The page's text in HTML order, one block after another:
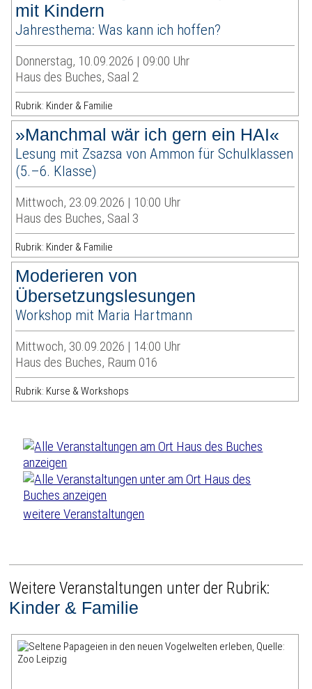
mit Kindern
Jahresthema: Was kann ich hoffen?
Donnerstag, 10.09.2026 | 09:00 Uhr
Haus des Buches, Saal 2
Rubrik: Kinder & Familie
»Manchmal wär ich gern ein HAI«
Lesung mit Zsazsa von Ammon für Schulklassen
(5.–6. Klasse)
Mittwoch, 23.09.2026 | 10:00 Uhr
Haus des Buches, Saal 3
Rubrik: Kinder & Familie
Moderieren von
Übersetzungslesungen
Workshop mit Maria Hartmann
Mittwoch, 30.09.2026 | 14:00 Uhr
Haus des Buches, Raum 016
Rubrik: Kurse & Workshops
weitere Veranstaltungen
Weitere Veranstaltungen unter der Rubrik:
Kinder & Familie